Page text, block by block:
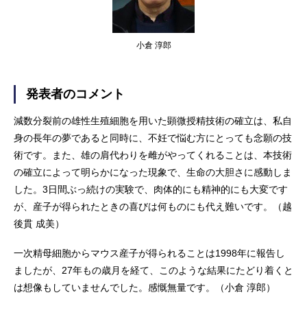
小倉 淳郎
発表者のコメント
減数分裂前の雄性生殖細胞を用いた顕微授精技術の確立は、私自
身の長年の夢であると同時に、不妊で悩む方にとっても念願の技
術です。また、雄の肩代わりを雌がやってくれることは、本技術
の確立によって明らかになった現象で、生命の大胆さに感動しま
した。3日間ぶっ続けの実験で、肉体的にも精神的にも大変です
が、産子が得られたときの喜びは何ものにも代え難いです。（越
後貫 成美）
一次精母細胞からマウス産子が得られることは1998年に報告し
ましたが、27年もの歳月を経て、このような結果にたどり着くと
は想像もしていませんでした。感慨無量です。（小倉 淳郎）